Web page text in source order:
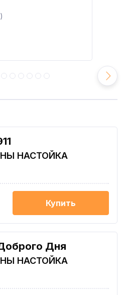
НАСТОЙКА
Купить
Дня
НАСТОЙКА